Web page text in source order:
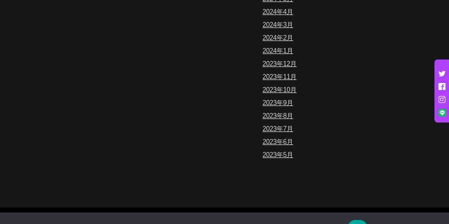
2024年4月
2024年3月
2024年2月
2024年1月
2023年12月
2023年11月
2023年10月
2023年9月
2023年8月
2023年7月
2023年6月
2023年5月